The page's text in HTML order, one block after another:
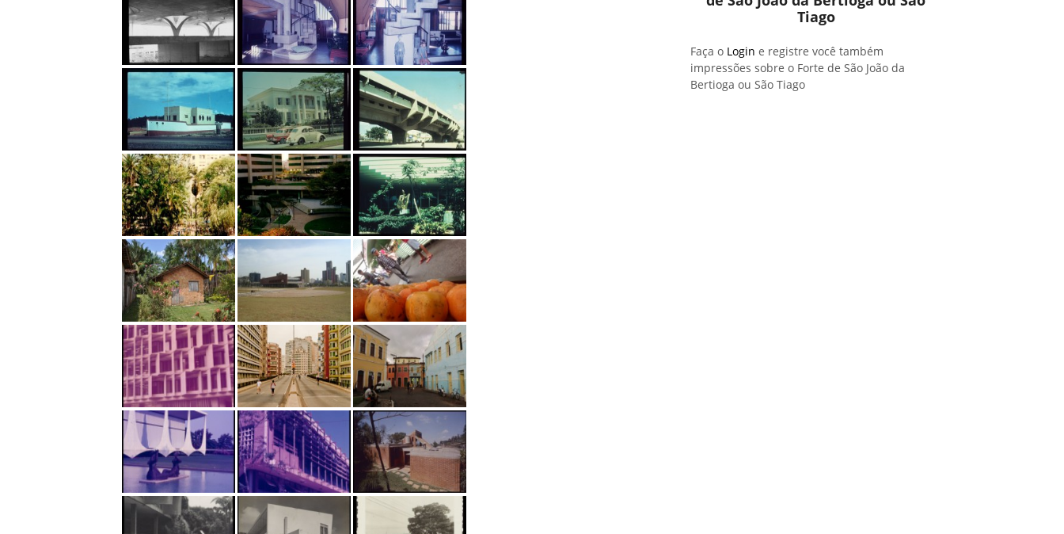
Tiago
Faça o Login e registre você também
impressões sobre o Forte de São João da
Bertioga ou São Tiago